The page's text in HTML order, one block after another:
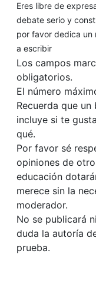
Eres libre de
debate serio y
por favor dedica un
a escribir
Los campos
obligatorios.
El número
Recuerda que
incluye si te
qué.
Por favor sé
opiniones de
educación
merece sin la
moderador.
No se publicará
duda la autoría
prueba.